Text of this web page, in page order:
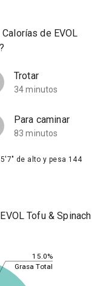
de EVOL
Trotar
34 minutos
Para caminar
83 minutos
de alto y pesa 144
Tofu & Spinach
15.0%
Grasa Total